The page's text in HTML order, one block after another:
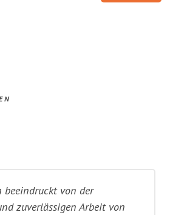
von der
zuverlässigen Arbeit von